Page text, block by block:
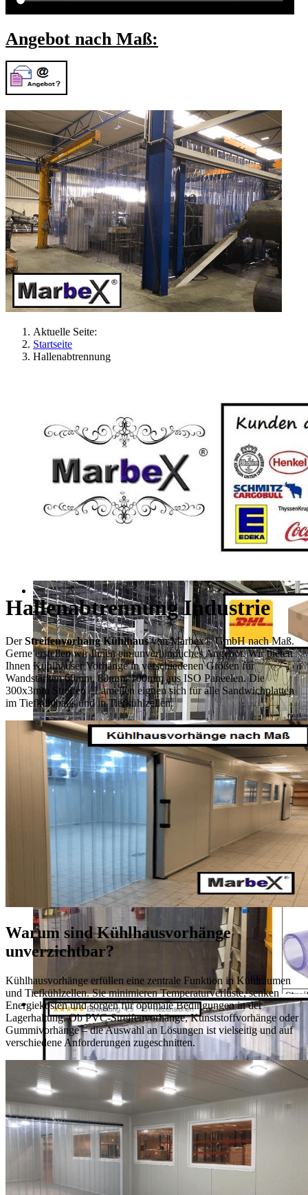
Angebot nach Maß:
Aktuelle Seite:
Startseite
Hallenabtrennung
Hallenabtrennung Industrie
DerStreifenvorhang Kühlhausvon Marbex® GmbH nach Maß.
Gerne erstellen wir Ihnen ein unverbindliches Angebot. Wir bieten
Ihnen Kühlhäuser Vorhänge in verschiedenen Größen für
Wandstärken 60mm, 80mm, 100mm aus ISO Paneelen. Die
300x3mm Streifen / Lamellen eignen sich für alle Sandwichplatten
im Tiefkühlhaus und in Tiefkühlzellen.
Warum sind Kühlhausvorhänge
unverzichtbar?
Kühlhausvorhänge erfüllen eine zentrale Funktion in Kühlräumen
und Tiefkühlzellen. Sie minimieren Temperaturverluste, senken
Energiekosten und sorgen für optimale Bedingungen in der
Lagerhaltung. Ob PVC-Streifenvorhänge, Kunststoffvorhänge oder
Gummivorhänge – die Auswahl an Lösungen ist vielseitig und auf
verschiedene Anforderungen zugeschnitten.